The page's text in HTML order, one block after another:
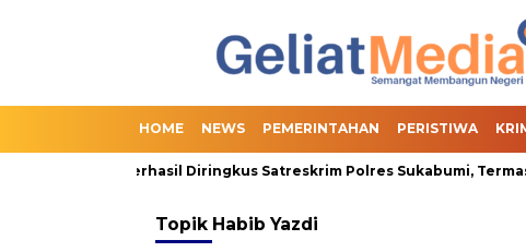
HOME NEWS PEMERINTAHAN PERISTIWA
Online Slot Berhasil Diringkus Satreskrim Polres Sukabumi,
Topik Habib Yazdi